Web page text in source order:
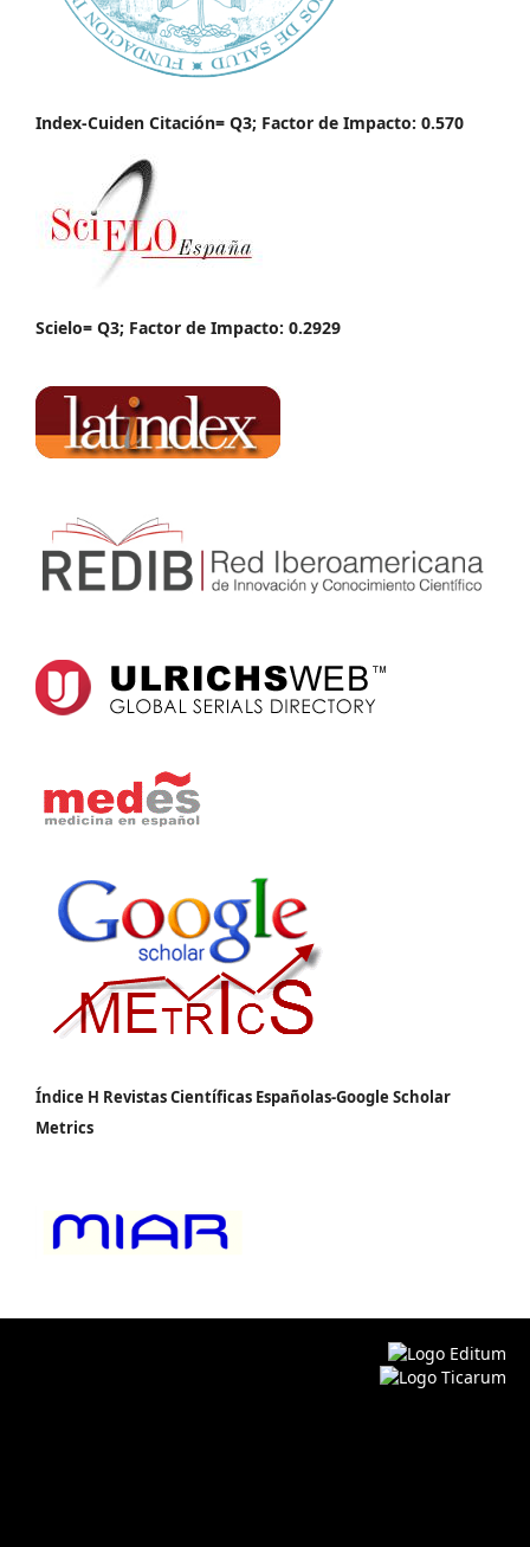
Index-Cuiden Citación= Q3; Factor de Impacto: 0.570
Scielo= Q3; Factor de Impacto: 0.2929
Índice H Revistas Científicas Españolas-Google Scholar
Metrics